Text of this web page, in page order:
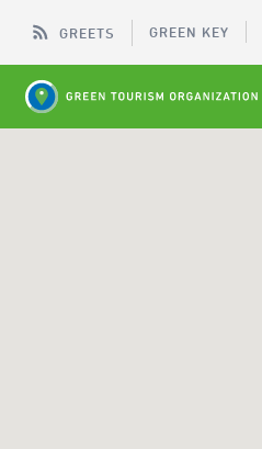
GREETS GREEN KEY